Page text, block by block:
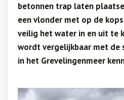
betonnen trap laten
een vlonder met op de
veilig het water in en uit te
wordt vergelijkbaar met de
in het Grevelingenmeer